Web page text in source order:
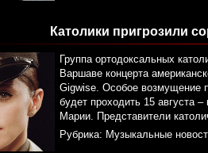
Католики пригрозили
Группа ортодоксальных
Варшаве концерта
Gigwise. Особое возмущение
будет проходить 15 августа
Марии. Представители
Рубрика: Музыкальные